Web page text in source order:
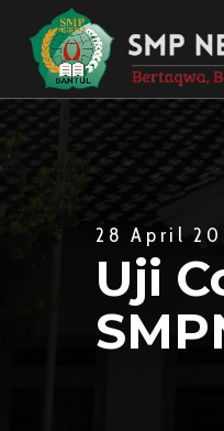
28 April
Uji